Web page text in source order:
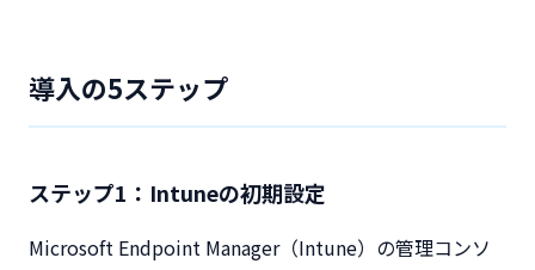
導入の5ステップ
ステップ1：Intuneの初期設定
Microsoft Endpoint Manager（Intune）の管理コンソ